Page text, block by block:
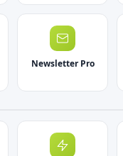
Newsletter Pro